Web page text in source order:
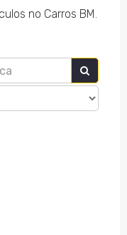
no Carros BM.